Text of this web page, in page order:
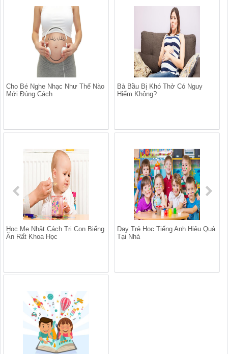
Cho Bé Nghe Nhạc Như Thế Nào
Mới Đúng Cách
Bà Bầu Bị Khó Thở Có Nguy
Hiểm Không?
Học Mẹ Nhật Cách Trị Con Biếng
Ăn Rất Khoa Học
Dạy Trẻ Học Tiếng Anh Hiệu Quả
Tại Nhà